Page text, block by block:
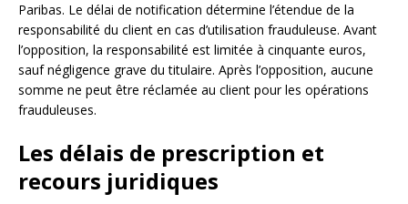
Paribas. Le délai de notification détermine l’étendue de la
responsabilité du client en cas d’utilisation frauduleuse. Avant
l’opposition, la responsabilité est limitée à cinquante euros,
sauf négligence grave du titulaire. Après l’opposition, aucune
somme ne peut être réclamée au client pour les opérations
frauduleuses.
Les délais de prescription et
recours juridiques